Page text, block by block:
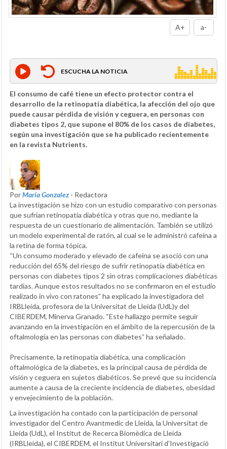
A+ a-
ESCUCHA LA NOTICIA
El consumo de café tiene un efecto protector contra el
desarrollo de la retinopatía diabética, la afección del ojo que
puede causar pérdida de visión y ceguera, en personas con
diabetes tipos 2, que supone el 80% de los casos de diabetes,
según una investigación que se ha publicado recientemente
en la revista Nutrients.
PorMaría Gonzalez - Redactora
La investigación se hizo con un estudio comparativo con personas
que sufrían retinopatía diabética y otras que no, mediante la
respuesta de un cuestionario de alimentación. También se utilizó
un modelo experimental de ratón, al cual se le administró cafeína a
la retina de forma tópica.
“Un consumo moderado y elevado de cafeína se asoció con una
reducción del 65% del riesgo de sufrir retinopatía diabética en
personas con diabetes tipos 2 sin otras complicaciones diabéticas
tardías. Aunque estos resultados no se confirmaron en el estudio
realizado in vivo con ratones” ha explicado la investigadora del
IRBLleida, profesora de la Universitat de Lleida (UdL)y del
CIBERDEM, Minerva Granado. “Este hallazgo permite seguir
avanzando en la investigación en el ámbito de la repercusión de la
oftalmología en las personas con diabetes” ha señalado.
Precisamente, la retinopatía diabética, una complicación
oftalmológica de la diabetes, es la principal causa de pérdida de
visión y ceguera en sujetos diabéticos. Se prevé que su incidencia
aumente a causa de la creciente incidencia de diabetes, obesidad
y envejecimiento de la población.
La investigación ha contado con la participación de personal
investigador del Centro Avantmedic de Lleida, la Universitat de
Lleida (UdL), el Institut de Recerca Biomèdica de Lleida
(IRBLleida), el CIBERDEM, el Institut Universitari d'Investigació